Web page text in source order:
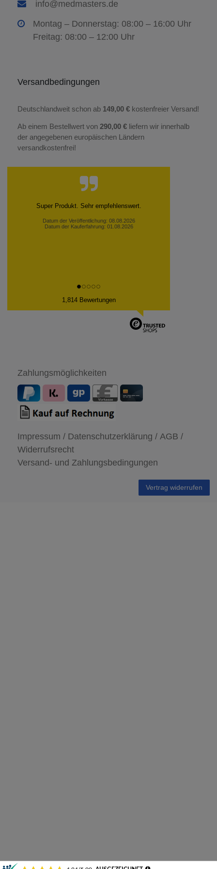
info@medmasters.de
Montag – Donnerstag: 08:00 – 16:00 Uhr
Freitag: 08:00 – 12:00 Uhr
Versandbedingungen
Deutschlandweit schon ab 149,00 € kostenfreier Versand!
Ab einem Bestellwert von 290,00 € liefern wir innerhalb
der angegebenen europäischen Ländern
versandkostenfrei!
Super Produkt. Sehr empfehlenswert.
Datum der Veröffentlichung: 08.08.2026
Datum der Kauferfahrung: 01.08.2026
1,814 Bewertungen
Zahlungsmöglichkeiten
Impressum / Datenschutzerklärung / AGB /
Widerrufsrecht
Versand- und Zahlungsbedingungen
Vertrag widerrufen